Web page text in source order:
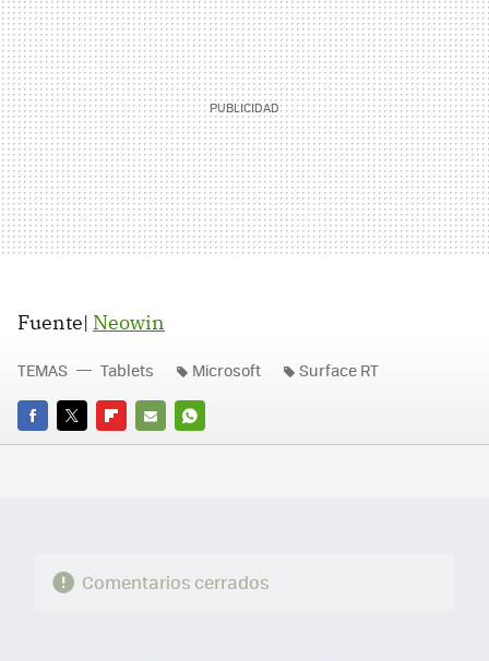
Fuente| Neowin
FACEBOOK
TWITTERFLIPBOARD
E-
WHATSAPP
TEMAS Tablets Microsoft Surface RT
Comentarios cerrados